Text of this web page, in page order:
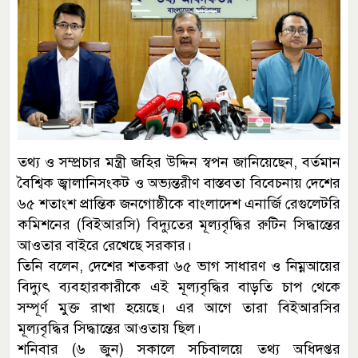
তথ্য ও সম্প্রচার মন্ত্রী জহির উদ্দিন স্বপন জানিয়েছেন, বর্তমান
বৈশ্বিক জ্বালানিসংকট ও অভ্যন্তরীণ বাস্তবতা বিবেচনায় দেশের
৬৫ শতাংশ প্রান্তিক জনগোষ্ঠীকে বাংলাদেশ এনার্জি রেগুলেটরি
কমিশনের (বিইআরসি) বিদ্যুতের মূল্যবৃদ্ধির রুটিন সিদ্ধান্তের
আওতার বাইরে রেখেছে সরকার।
তিনি বলেন, দেশের শতকরা ৬৫ ভাগ সাধারণ ও নিম্নআয়ের
বিদ্যুৎ ব্যবহারকারীকে এই মূল্যবৃদ্ধির বাড়তি চাপ থেকে
সম্পূর্ণ মুক্ত রাখা হয়েছে। এর আগে তারা বিইআরসির
মূল্যবৃদ্ধির সিদ্ধান্তের আওতায় ছিল।
শনিবার (৬ জুন) সকালে সচিবালয়ে তথ্য অধিদপ্তর